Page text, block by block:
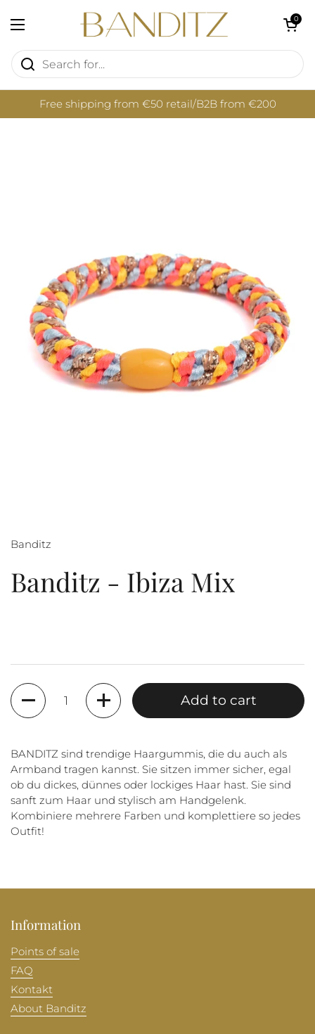
Open menu
Open cart
0
Free shipping from €50 retail/B2B from €200
Banditz
Banditz - Ibiza Mix
Quantity
Add to cart
BANDITZ sind trendige Haargummis, die du auch als
Armband tragen kannst. Sie sitzen immer sicher, egal
ob du dickes, dünnes oder lockiges Haar hast. Sie sind
sanft zum Haar und stylisch am Handgelenk.
Kombiniere mehrere Farben und komplettiere so jedes
Outfit!
Information
Points of sale
FAQ
Kontakt
About Banditz